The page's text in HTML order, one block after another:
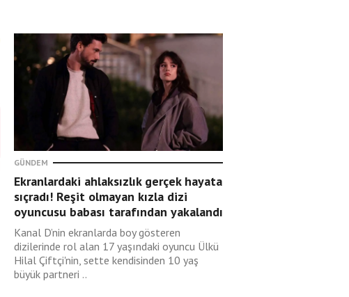
GÜNDEM
Ekranlardaki ahlaksızlık gerçek hayata
sıçradı! Reşit olmayan kızla dizi
oyuncusu babası tarafından yakalandı
Kanal D’nin ekranlarda boy gösteren
dizilerinde rol alan 17 yaşındaki oyuncu Ülkü
Hilal Çiftçi'nin, sette kendisinden 10 yaş
büyük partneri ..